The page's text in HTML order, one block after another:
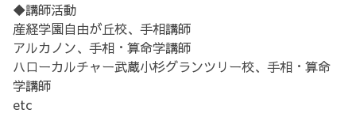
◆講師活動
産経学園自由が丘校、手相講師
アルカノン、手相・算命学講師
ハローカルチャー武蔵小杉グランツリー校、手相・算命
学講師
etc